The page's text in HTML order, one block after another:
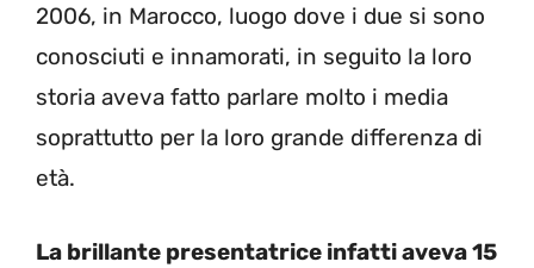
2006, in Marocco, luogo dove i due si sono
conosciuti e innamorati, in seguito la loro
storia aveva fatto parlare molto i media
soprattutto per la loro grande differenza di
età.
La brillante presentatrice infatti aveva 15